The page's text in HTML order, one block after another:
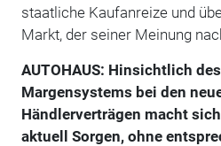
staatliche Kaufanreize und
Markt, der seiner Meinung
AUTOHAUS: Hinsichtlich
Margensystems bei den
Händlerverträgen macht
aktuell Sorgen, ohne